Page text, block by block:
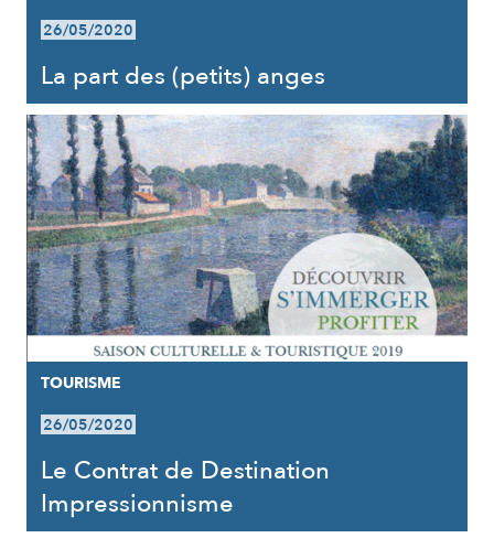
26/05/2020
La part des (petits) anges
TOURISME
26/05/2020
Le Contrat de Destination
Impressionnisme